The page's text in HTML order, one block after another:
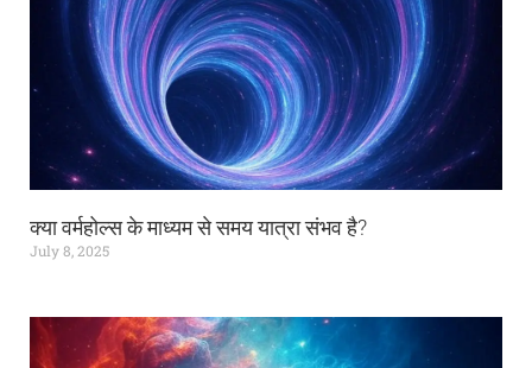
क्या वर्महोल्स के माध्यम से समय यात्रा संभव है?
July 8, 2025